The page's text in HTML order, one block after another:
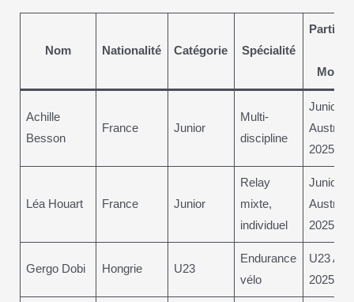
Nom Nationalité Catégorie Spécialité
Achille
Besson
France Junior
Multi-
discipline
Junior
Australie
2025
Léa Houart France Junior
Relay
mixte,
individuel
Junior
Australie
2025
Gergo Dobi Hongrie U23
Endurance
vélo
U23
2025